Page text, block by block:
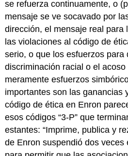
se refuerza continuamente, o
mensaje se ve socavado por
dirección, el mensaje real para
las violaciones al código de
serio, o que los esfuerzos para
discriminación racial o el acoso
meramente esfuerzos
importantes son las ganancias
código de ética en Enron
esos códigos “3-P” que
estantes: “Imprime, publica y
de Enron suspendió dos veces